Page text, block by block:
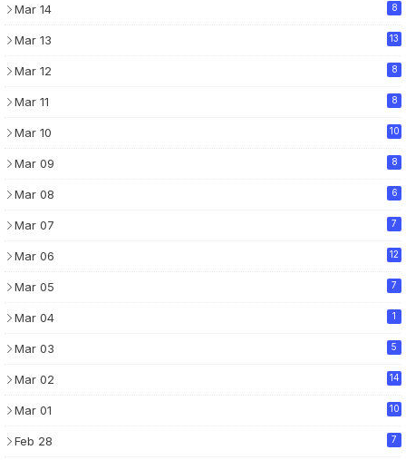
Mar 14 8
Mar 13 13
Mar 12 8
Mar 11 8
Mar 10 10
Mar 09 8
Mar 08 6
Mar 07 7
Mar 06 12
Mar 05 7
Mar 04 1
Mar 03 5
Mar 02 14
Mar 01 10
Feb 28 7